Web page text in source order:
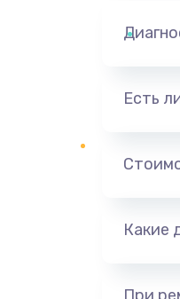
Есть
Какие